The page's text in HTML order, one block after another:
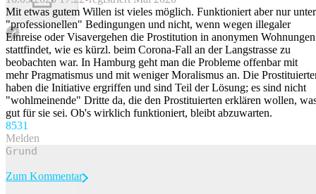
Beitrag melden
Mit etwas gutem Willen ist vieles möglich. Funktioniert aber nur unter
"professionellen" Bedingungen und nicht, wenn wegen illegaler
Einreise oder Visavergehen die Prostitution in anonymen Wohnungen
stattfindet, wie es kürzl. beim Corona-Fall an der Langstrasse zu
beobachten war. In Hamburg geht man die Probleme offenbar mit
mehr Pragmatismus und mit weniger Moralismus an. Die
haben die Initiative ergriffen und sind Teil der Lösung; es sind nicht
"wohlmeinende" Dritte da, die den Prostituierten erklären wollen,
gut für sie sei. Ob's wirklich funktioniert, bleibt abzuwarten.
8531
Melden
Zum Kommentar